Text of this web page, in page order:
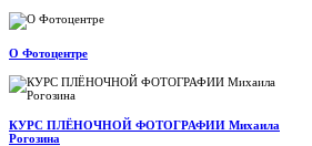
О Фотоцентре
КУРС ПЛЁНОЧНОЙ ФОТОГРАФИИ Михаила
Рогозина